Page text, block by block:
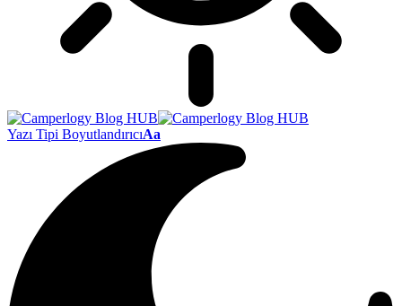
Yazı Tipi BoyutlandırıcıAa